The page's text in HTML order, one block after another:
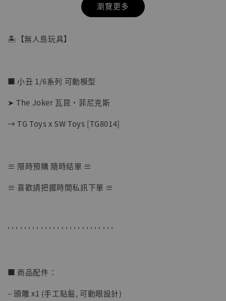
摩 [7STARS Studio]
NT$ 1,500
瀏覽更多
🏝【無人島玩具】
■ 小丑 1/6系列 可動模型
➤ The Joker 瓦昆·菲尼克斯
→ TG Toys x SW Toys [TG8014]
≡ 限時預購 隨時結單 ≡
≡ 喜歡請把握時間私訊下單 ≡
' ' ' ' ' ' ' ' ' ' ' ' ' ' ' ' ' ' ' ' ' ' ' ' ' '
■ 商品配件：
– 頭雕 x1 (手工貼髮, 可動眼設計)